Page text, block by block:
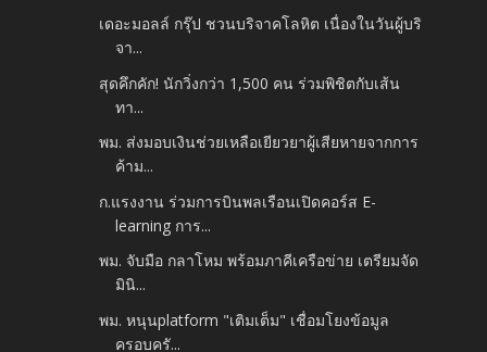
เดอะมอลล์ กรุ๊ป ชวนบริจาคโลหิต เนื่องในวันผู้บริ
จา...
สุดคึกคัก! นักวิ่งกว่า 1,500 คน ร่วมพิชิตกับเส้น
ทา...
พม. ส่งมอบเงินช่วยเหลือเยียวยาผู้เสียหายจากการ
ค้าม...
ก.แรงงาน ร่วมการบินพลเรือนเปิดคอร์ส E-
learning การ...
พม. จับมือ กลาโหม พร้อมภาคีเครือข่าย เตรียมจัด
มินิ...
พม. หนุนplatform "เติมเต็ม" เชื่อมโยงข้อมูล
ครอบครั...